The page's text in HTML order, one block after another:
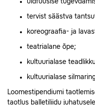
üldfüüsise
tervist säästva
koreograafia- ja
teatrialane õpe;
kultuurialase
kultuurialase
Loomestipendiumi
taotlus balletiliidu